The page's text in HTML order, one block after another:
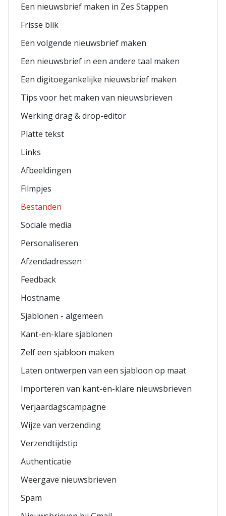
Een nieuwsbrief maken in Zes Stappen
Frisse blik
Een volgende nieuwsbrief maken
Een nieuwsbrief in een andere taal maken
Een digitoegankelijke nieuwsbrief maken
Tips voor het maken van nieuwsbrieven
Werking drag & drop-editor
Platte tekst
Links
Afbeeldingen
Filmpjes
Bestanden
Sociale media
Personaliseren
Afzendadressen
Feedback
Hostname
Sjablonen - algemeen
Kant-en-klare sjablonen
Zelf een sjabloon maken
Laten ontwerpen van een sjabloon op maat
Importeren van kant-en-klare nieuwsbrieven
Verjaardagscampagne
Wijze van verzending
Verzendtijdstip
Authenticatie
Weergave nieuwsbrieven
Spam